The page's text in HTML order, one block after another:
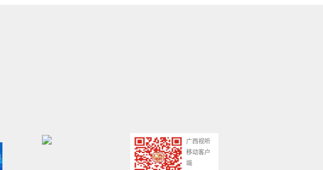
广西视听
移动客户
端